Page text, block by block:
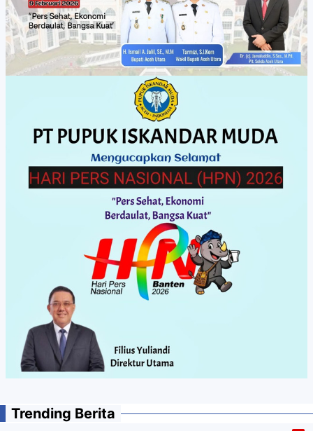
Trending Berita